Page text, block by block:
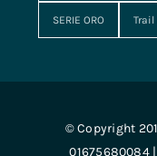
SERIE ORO Trail
© Copyright
01675680084 |